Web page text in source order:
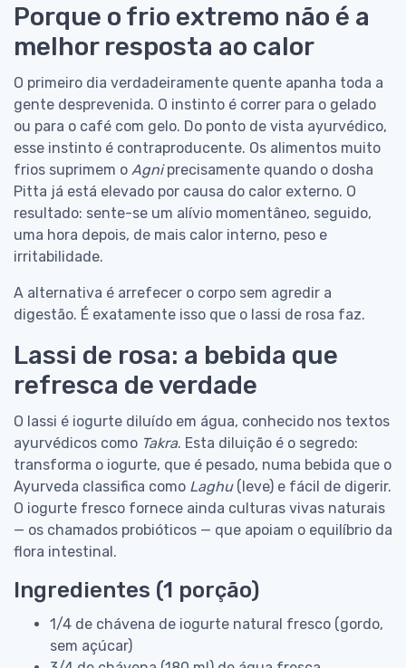
Porque o frio extremo não é a
melhor resposta ao calor
O primeiro dia verdadeiramente quente apanha toda a
gente desprevenida. O instinto é correr para o gelado
ou para o café com gelo. Do ponto de vista ayurvédico,
esse instinto é contraproducente. Os alimentos muito
frios suprimem o Agniprecisamente quando o dosha
Pitta já está elevado por causa do calor externo. O
resultado: sente-se um alívio momentâneo, seguido,
uma hora depois, de mais calor interno, peso e
irritabilidade.
A alternativa é arrefecer o corpo sem agredir a
digestão. É exatamente isso que o lassi de rosa faz.
Lassi de rosa: a bebida que
refresca de verdade
O lassi é iogurte diluído em água, conhecido nos textos
ayurvédicos como Takra. Esta diluição é o segredo:
transforma o iogurte, que é pesado, numa bebida que o
Ayurveda classifica como Laghu(leve) e fácil de digerir.
O iogurte fresco fornece ainda culturas vivas naturais
— os chamados probióticos — que apoiam o equilíbrio da
flora intestinal.
Ingredientes (1 porção)
1/4 de chávena de iogurte natural fresco (gordo,
sem açúcar)